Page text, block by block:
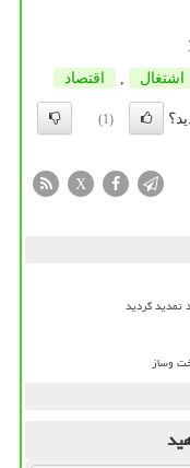
اشتغال , اقتصاد
(1)
X